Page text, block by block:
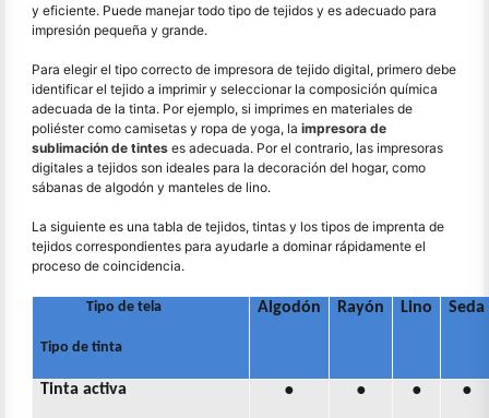
y eficiente. Puede manejar todo tipo de tejidos y es adecuado para
impresión pequeña y grande.
Para elegir el tipo correcto de impresora de tejido digital, primero debe
identificar el tejido a imprimir y seleccionar la composición química
adecuada de la tinta. Por ejemplo, si imprimes en materiales de
poliéster como camisetas y ropa de yoga, la impresora de
sublimación de tintes es adecuada. Por el contrario, las impresoras
digitales a tejidos son ideales para la decoración del hogar, como
sábanas de algodón y manteles de lino.
La siguiente es una tabla de tejidos, tintas y los tipos de imprenta de
tejidos correspondientes para ayudarle a dominar rápidamente el
proceso de coincidencia.
Tipo de tela
Tipo de tinta
Algodón Rayón Lino Seda
Tinta activa ● ● ● ●